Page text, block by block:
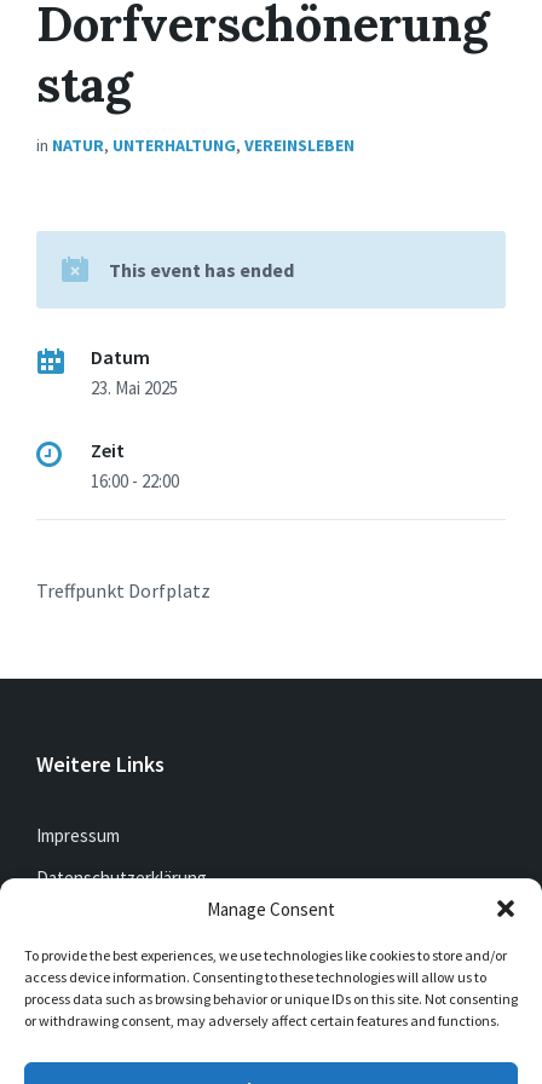
Manage Consent
To provide the best experiences, we use technologies like cookies to store and/or
access device information. Consenting to these technologies will allow us to
process data such as browsing behavior or unique IDs on this site. Not consenting
or withdrawing consent, may adversely affect certain features and functions.
Dorfverschönerung
stag
in NATUR, UNTERHALTUNG, VEREINSLEBEN
This event has ended
Datum
23. Mai 2025
Zeit
16:00 - 22:00
Treffpunkt Dorfplatz
Weitere Links
Impressum
Datenschutzerklärung
Jetzt mitfunken!
Bleibt auch unterwegs immer auf dem Laufenden mit
DorfFunk!